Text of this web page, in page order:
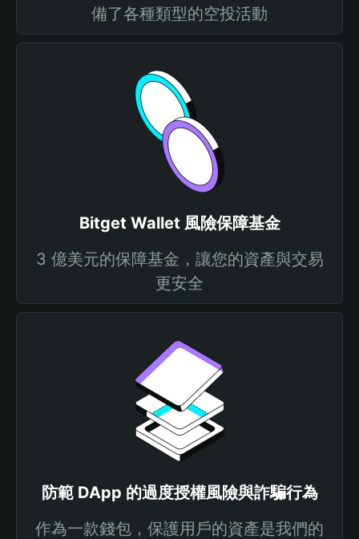
備了各種類型的空投活動
Bitget Wallet 風險保障基金
3 億美元的保障基金，讓您的資產與交易
更安全
防範 DApp 的過度授權風險與詐騙行為
作為一款錢包，保護用戶的資產是我們的